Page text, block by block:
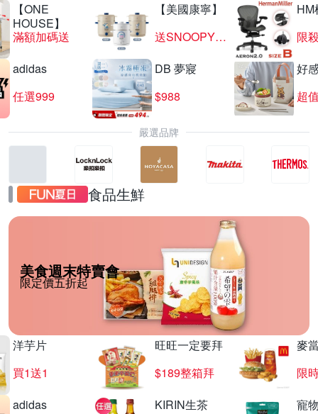
【ONE
HOUSE】
滿額加碼送
【美國康寧】
送SNOOPY匙筷組
HM
限
adidas
任選999
DB 夢寢
$988
好
超
嚴選品牌
食品生鮮
美食週末特賣會
限定價五折起
洋芋片
買1送1
旺旺一定要拜
$189整箱拜
麥
限
adidas
KIRIN生茶
寵